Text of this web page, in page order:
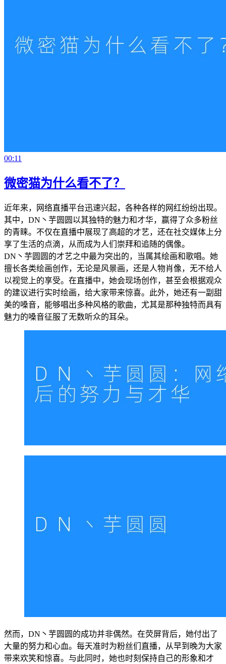
00:11
微密猫为什么看不了？
近年来，网络直播平台迅速兴起，各种各样的网红纷纷出现。
其中，DN丶芋圆圆以其独特的魅力和才华，赢得了众多粉丝
的青睐。不仅在直播中展现了高超的才艺，还在社交媒体上分
享了生活的点滴，从而成为人们崇拜和追随的偶像。
DN丶芋圆圆的才艺之中最为突出的，当属其绘画和歌唱。她
擅长各类绘画创作，无论是风景画，还是人物肖像，无不给人
以视觉上的享受。在直播中，她会现场创作，甚至会根据观众
的建议进行实时绘画，给大家带来惊喜。此外，她还有一副甜
美的嗓音，能够唱出多种风格的歌曲，尤其是那种独特而具有
魅力的嗓音征服了无数听众的耳朵。
然而，DN丶芋圆圆的成功并非偶然。在荧屏背后，她付出了
大量的努力和心血。每天准时为粉丝们直播，从早到晚为大家
带来欢笑和惊喜。与此同时，她也时刻保持自己的形象和才